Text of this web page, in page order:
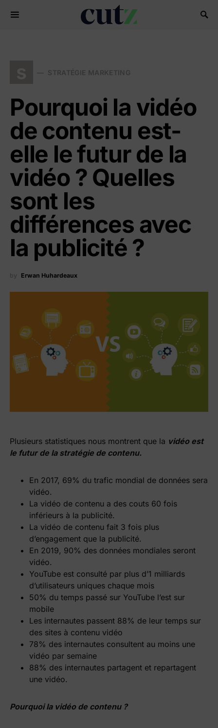
Search for:
STRATÉGIE MARKETING
Pourquoi la vidéo
de contenu est-
elle le futur de la
vidéo ? Quelles
sont les
différences avec
la publicité ?
by Erwan Huhardeaux
Plusieurs statistiques nous montrent que la vidéo est
le futur de la stratégie de contenu.
En 2017, 69% du trafic mondial de données sera
vidéo.
La vidéo de contenu a des couts 60 fois
inférieurs à la publicité.
La vidéo de contenu fait 3 fois plus
d’engagement que la publicité.
En 2019, 90% des données mondiales seront
vidéo.
YouTube est consulté par plus d’1 milliards
d’utilisateurs uniques chaque mois
50% du temps passé sur YouTube l’est sur
mobile
Les internautes passent 88% de leur temps sur
des sites à contenu vidéo
78% des internautes consultent au moins une
vidéo par semaine
88% des internautes partagent et repartagent
une vidéo.
Pourquoi la vidéo de contenu ?